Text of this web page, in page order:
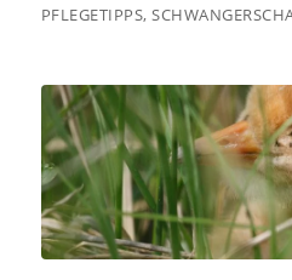
PFLEGETIPPS,